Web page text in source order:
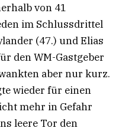
von 41
im Schlussdrittel
(47.) und Elias
den WM-Gastgeber
aber nur kurz.
wieder für einen
mehr in Gefahr
leere Tor den